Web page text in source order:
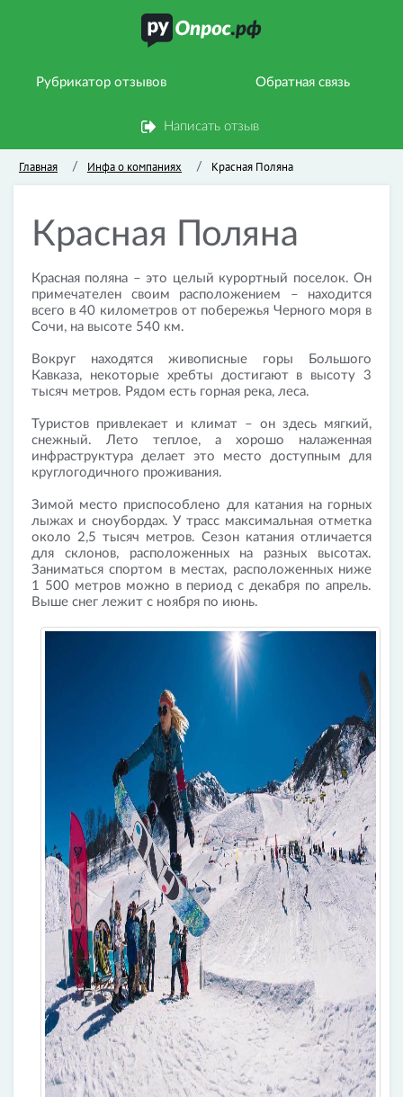
Рубрикатор отзывов Обратная связь
Написать отзыв
Главная / Инфа о компаниях / Красная Поляна
Красная Поляна
Красная поляна – это целый курортный поселок. Он
примечателен своим расположением – находится
всего в 40 километров от побережья Черного моря в
Сочи, на высоте 540 км.
Вокруг находятся живописные горы Большого
Кавказа, некоторые хребты достигают в высоту 3
тысяч метров. Рядом есть горная река, леса.
Туристов привлекает и климат – он здесь мягкий,
снежный. Лето теплое, а хорошо налаженная
инфраструктура делает это место доступным для
круглогодичного проживания.
Зимой место приспособлено для катания на горных
лыжах и сноубордах. У трасс максимальная отметка
около 2,5 тысяч метров. Сезон катания отличается
для склонов, расположенных на разных высотах.
Заниматься спортом в местах, расположенных ниже
1 500 метров можно в период с декабря по апрель.
Выше снег лежит с ноября по июнь.